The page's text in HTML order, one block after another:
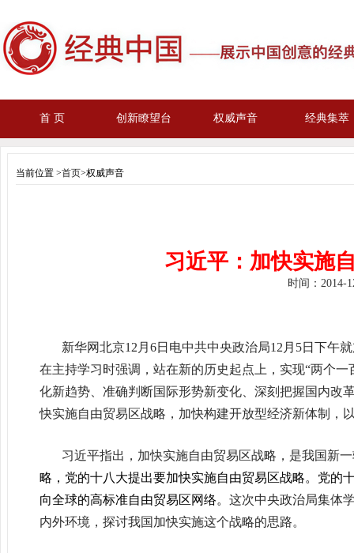
首 页 创新瞭望台 权威声音 经典集萃
当前位置 >首页>权威声音
习近平：加快实施
时间： 2014-
新华网北京12 月 6日电中共中央政治局12 月 5日下午
在主持学习时强调，站在新的历史起点上，实现“两个一
化新趋势、准确判断国际形势新变化、深刻把握国内改
快实施自由贸易区战略，加快构建开放型经济新体制，
习近平指出，加快实施自由贸易区战略，是我国新
略，党的十八大提出要加快实施自由贸易区战略。党的
向全球的高标准自由贸易区网络。 这次中央政治局集体
内外环境，探讨我国加快实施这个战略的思路。